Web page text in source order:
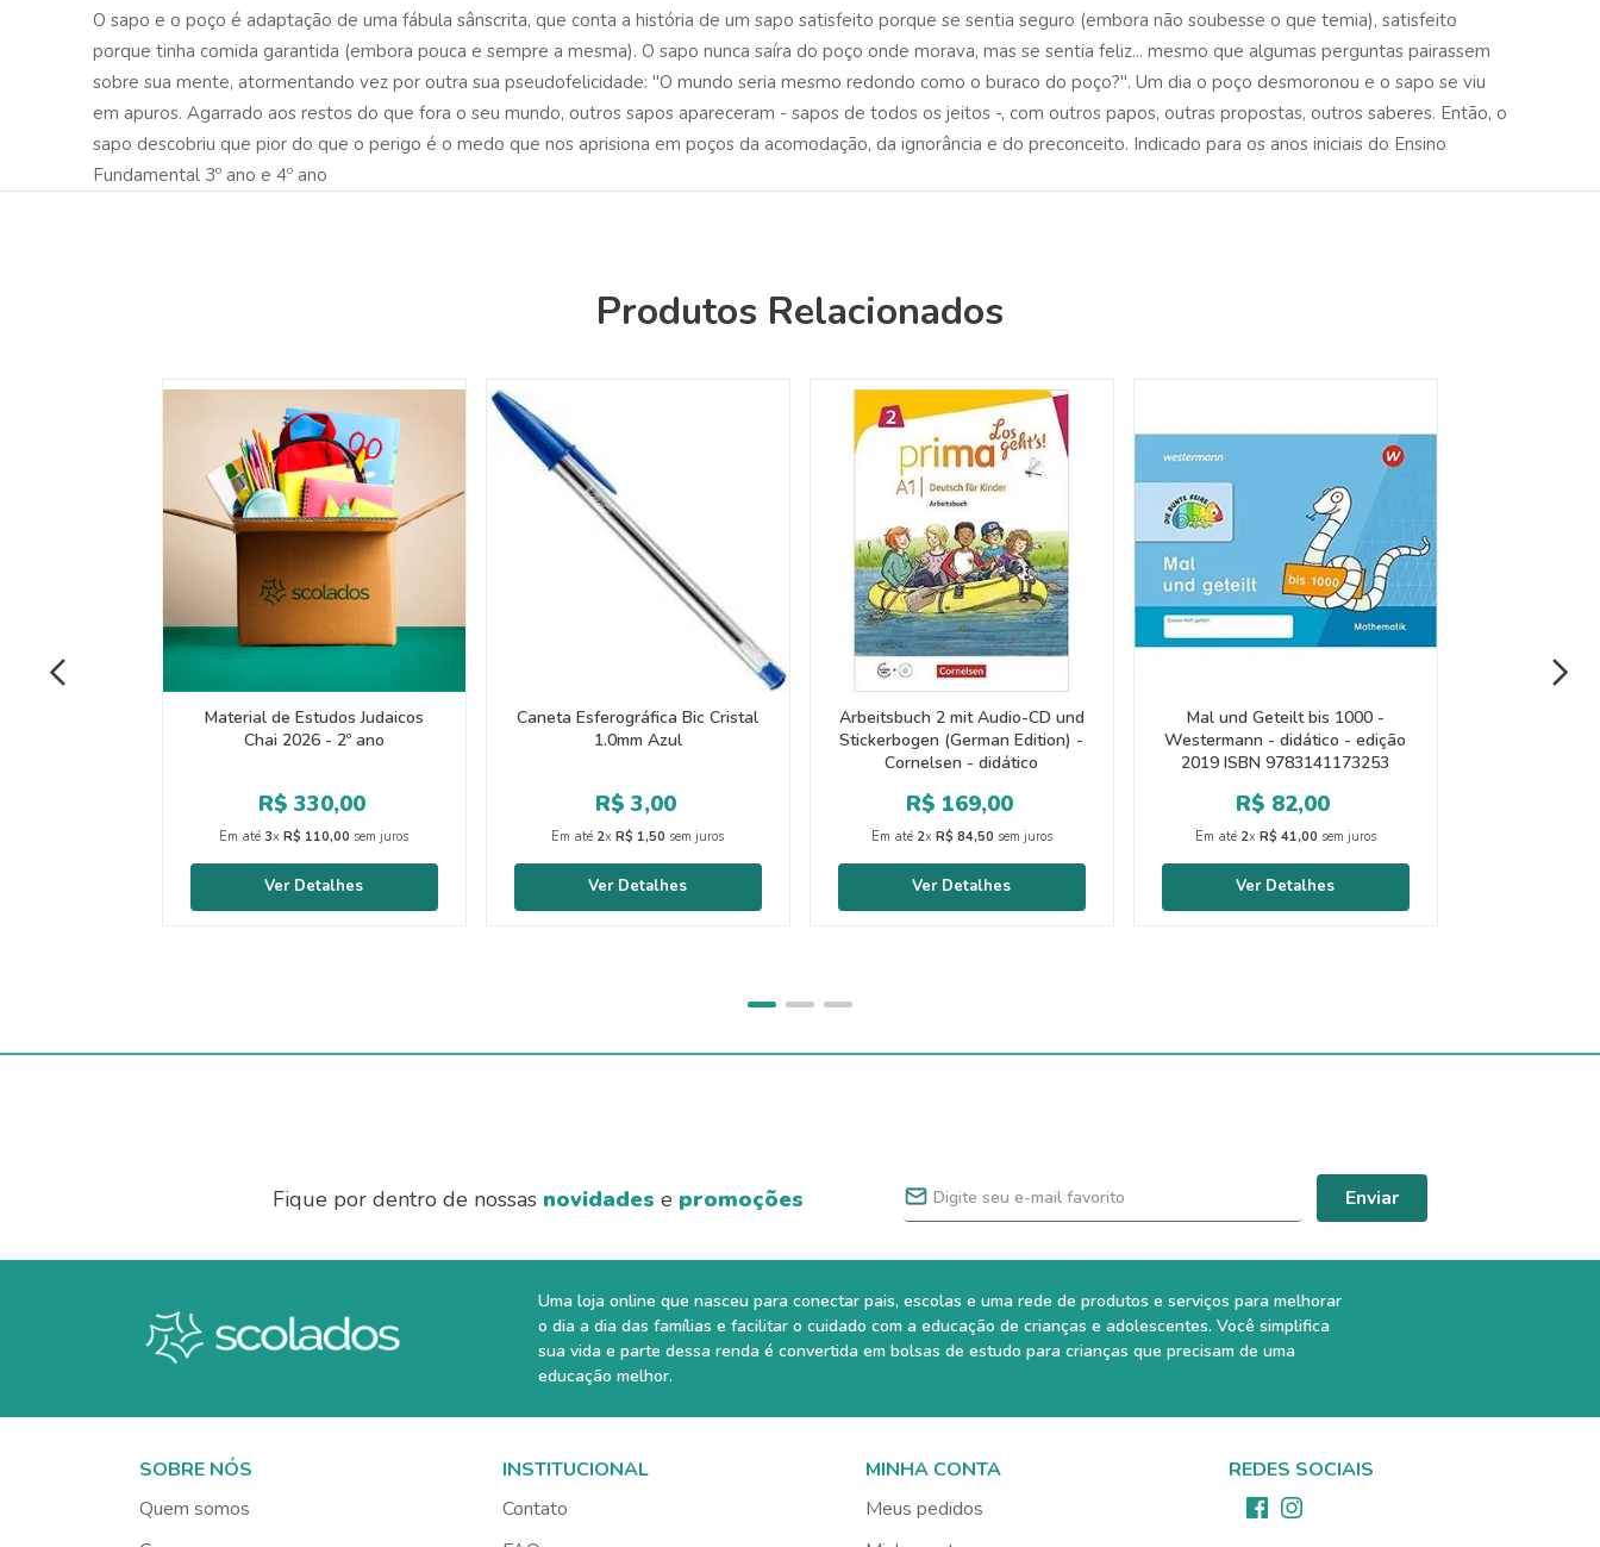
O sapo e o poço é adaptação de uma fábula sânscrita, que conta a história de um sapo satisfeito porque se sentia seguro (embora não soubesse o que temia), satisfeito
porque tinha comida garantida (embora pouca e sempre a mesma). O sapo nunca saíra do poço onde morava, mas se sentia feliz... mesmo que algumas perguntas pairassem
sobre sua mente, atormentando vez por outra sua pseudofelicidade: "O mundo seria mesmo redondo como o buraco do poço?". Um dia o poço desmoronou e o sapo se viu
em apuros. Agarrado aos restos do que fora o seu mundo, outros sapos apareceram - sapos de todos os jeitos -, com outros papos, outras propostas, outros saberes. Então, o
sapo descobriu que pior do que o perigo é o medo que nos aprisiona em poços da acomodação, da ignorância e do preconceito. Indicado para os anos iniciais do Ensino
Fundamental 3º ano e 4º ano
Produtos Relacionados
Material de Estudos Judaicos
Chai 2026 - 2º ano
R$ 330,00
Em até3xR$ 110,00 sem juros
Caneta Esferográfica Bic Cristal
1.0mm Azul
R$ 3,00
Em até 2xR$ 1,50 sem juros
Arbeitsbuch 2 mit Audio-CD und
Stickerbogen (German Edition) -
Cornelsen - didático
R$ 169,00
Em até 2x R$ 84,50 sem juros
Mal und Geteilt bis 1000 -
Westermann - didático - edição
2019 ISBN 9783141173253
R$ 82,00
Em até 2x R$ 41,00 sem juros
Fique por dentro de nossas novidades e promoções Enviar
Uma loja online que nasceu para conectar pais, escolas e uma rede de produtos e serviços para melhorar
o dia a dia das famílias e facilitar o cuidado com a educação de crianças e adolescentes. Você simplifica
sua vida e parte dessa renda é convertida em bolsas de estudo para crianças que precisam de uma
educação melhor.
SOBRE NÓS
Quem somos
INSTITUCIONAL
Contato
MINHA CONTA
Meus pedidos
REDES SOCIAIS